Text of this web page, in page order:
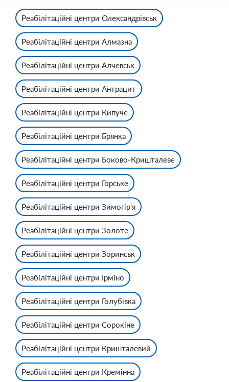
Реабілітаційні центри Олександрівськ
Реабілітаційні центри Алмазна
Реабілітаційні центри Алчевськ
Реабілітаційні центри Антрацит
Реабілітаційні центри Кипуче
Реабілітаційні центри Брянка
Реабілітаційні центри Боково-Кришталеве
Реабілітаційні центри Горське
Реабілітаційні центри Зимогір'я
Реабілітаційні центри Золоте
Реабілітаційні центри Зоринськ
Реабілітаційні центри Ірміно
Реабілітаційні центри Голубівка
Реабілітаційні центри Сорокіне
Реабілітаційні центри Кришталевий
Реабілітаційні центри Кремінна